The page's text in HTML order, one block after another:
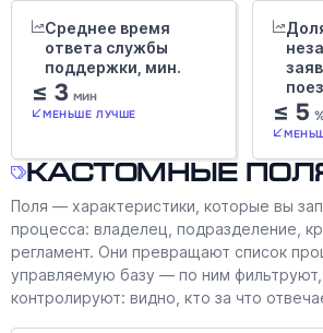
Среднее время
ответа службы
поддержки, мин.
≤ 3 мин
МЕНЬШЕ ЛУЧШЕ ≤ 5
Кастомные
Поля — характеристики, которые вы
процесса: владелец, подразделение,
регламент. Они превращают список
управляемую базу — по ним
контролируют: видно, кто за что